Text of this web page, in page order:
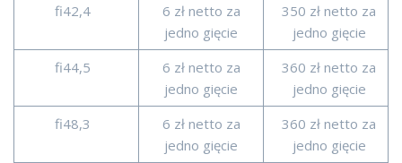
fi42,4
6 zł netto za
jedno gięcie
350 zł netto za
jedno gięcie
fi44,5
6 zł netto za
jedno gięcie
360 zł netto za
jedno gięcie
fi48,3
6 zł netto za
jedno gięcie
360 zł netto za
jedno gięcie